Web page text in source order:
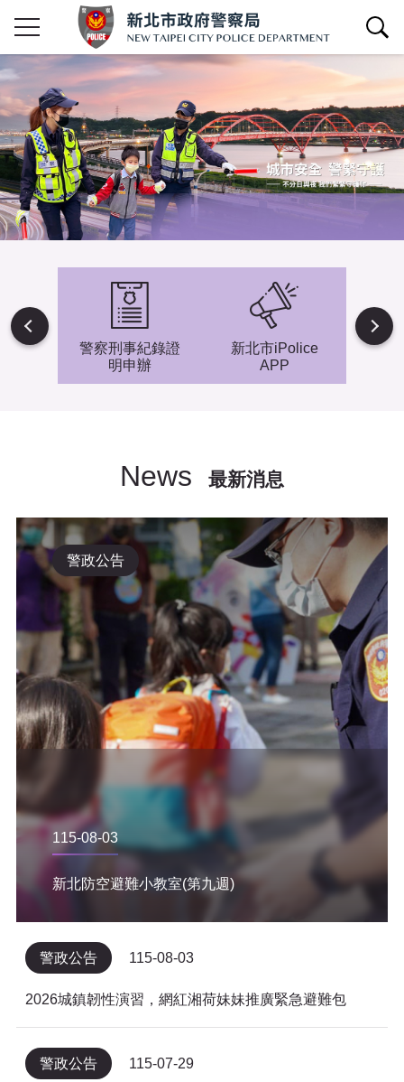
查詢區開關
難專
警察刑事紀錄證
明申辦
新北市iPolice
APP
小小
News 最新消息
警政公告
115-08-03
新北防空避難小教室(第九週)
警政公告 115-08-03
2026城鎮韌性演習，網紅湘荷妹妹推廣緊急避難包
警政公告 115-07-29